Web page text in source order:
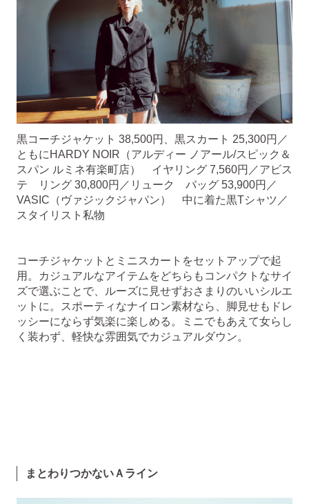
黒コーチジャケット 38,500円、黒スカート 25,300円／
ともにHARDY NOIR（アルディー ノアール/スピック＆
スパン ルミネ有楽町店） イヤリング 7,560円／アビス
テ リング 30,800円／リューク バッグ 53,900円／
VASIC（ヴァジックジャパン） 中に着た黒Tシャツ／
スタイリスト私物
コーチジャケットとミニスカートをセットアップで起
用。カジュアルなアイテムをどちらもコンパクトなサイ
ズで選ぶことで、ルーズに見せずおさまりのいいシルエ
ットに。スポーティなナイロン素材なら、脚見せもドレ
ッシーにならず気楽に楽しめる。ミニでもあえて女らし
く装わず、軽快な雰囲気でカジュアルダウン。
まとわりつかないＡライン